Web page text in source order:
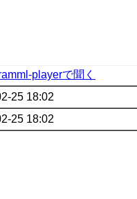
playerで聞く
25 18:02
25 18:02